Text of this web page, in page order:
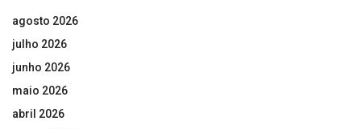
agosto 2026
julho 2026
junho 2026
maio 2026
abril 2026